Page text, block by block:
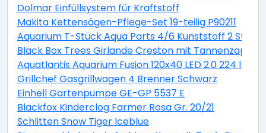
Dolmar Einfüllsystem für Kraftstoff
Makita Kettensägen-Pflege-Set 19-teilig P90211
Aquarium T-Stück Aqua Parts 4/6 Kunststoff 2 Stück
Black Box Trees Girlande Creston mit
Aquatlantis Aquarium Fusion 120x40 LED 2.0 224 l
Grillchef Gasgrillwagen 4 Brenner Schwarz
Einhell Gartenpumpe GE-GP 5537 E
Blackfox Kinderclog Farmer Rosa Gr. 20/21
Schlitten Snow Tiger Iceblue